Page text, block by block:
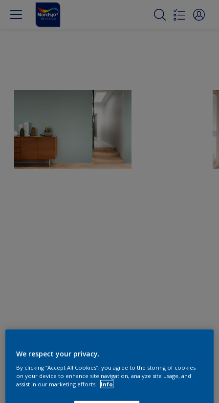
We respect your privacy.
By clicking “Accept All Cookies”, you agree to the storing of cookies
on your device to enhance site navigation, analyze site usage, and
assist in our marketing efforts.
Info